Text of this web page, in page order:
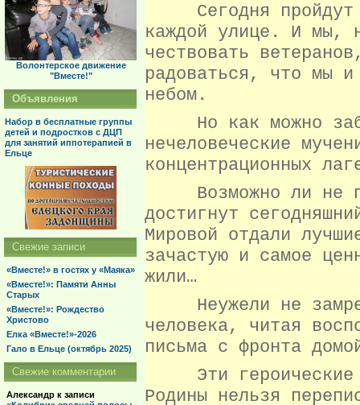
Сегодня пройдут
каждой улице. И мы,
чествовать
радоваться, что мы
небом.
Но как можно
нечеловеческие
концентрационных
Возможно ли не
достигнут
Мировой отдали
зачастую и самое
жили…
Неужели не замрет
человека, читая
письма с фронта
Эти героические
Родины нельзя
Волонтерское движение
"Вместе!"
Объявления
Набор в бесплатные группы
детей и подростков с ДЦП
для занятий иппотерапией в
Ельце
Свежие записи
«Вместе!» в гостях у «Маяка»
«Вместе!»: Памяти Анны
Старых
«Вместе!»: Рождество
Христово
Елка «Вместе!»-2026
Гало в Ельце (октябрь 2025)
Свежие комментарии
Александр к записи